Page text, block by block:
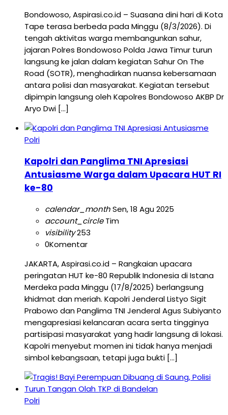
Bondowoso, Aspirasi.co.id – Suasana dini hari di Kota
Tape terasa berbeda pada Minggu (8/3/2026). Di
tengah aktivitas warga membangunkan sahur,
jajaran Polres Bondowoso Polda Jawa Timur turun
langsung ke jalan dalam kegiatan Sahur On The
Road (SOTR), menghadirkan nuansa kebersamaan
antara polisi dan masyarakat. Kegiatan tersebut
dipimpin langsung oleh Kapolres Bondowoso AKBP Dr
Aryo Dwi […]
Polri
Kapolri dan Panglima TNI Apresiasi
Antusiasme Warga dalam Upacara HUT RI
ke-80
calendar_monthSen, 18 Agu 2025
account_circleTim
visibility253
0Komentar
JAKARTA, Aspirasi.co.id – Rangkaian upacara
peringatan HUT ke-80 Republik Indonesia di Istana
Merdeka pada Minggu (17/8/2025) berlangsung
khidmat dan meriah. Kapolri Jenderal Listyo Sigit
Prabowo dan Panglima TNI Jenderal Agus Subiyanto
mengapresiasi kelancaran acara serta tingginya
partisipasi masyarakat yang hadir langsung di lokasi.
Kapolri menyebut momen ini tidak hanya menjadi
simbol kebangsaan, tetapi juga bukti […]
Polri